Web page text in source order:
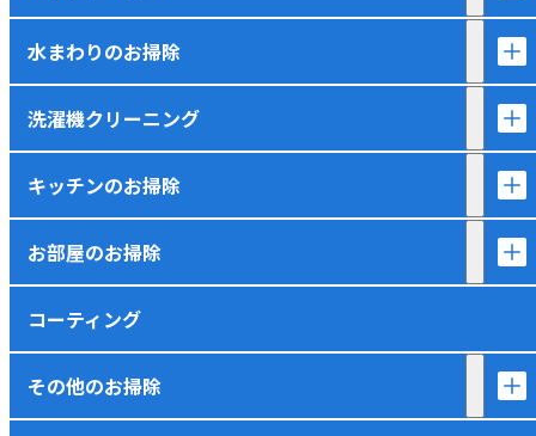
水まわりのお掃除
洗濯機クリーニング
キッチンのお掃除
お部屋のお掃除
コーティング
その他のお掃除